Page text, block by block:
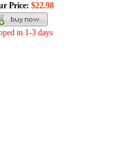
Price: $22.98
in 1-3 days